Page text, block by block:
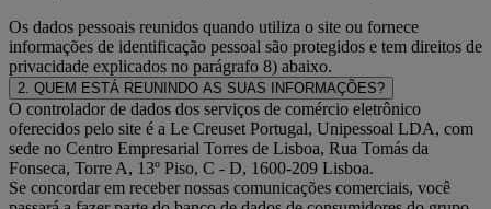
Os dados pessoais reunidos quando utiliza o site ou fornece
informações de identificação pessoal são protegidos e tem direitos de
privacidade explicados no parágrafo 8) abaixo.
2. QUEM ESTÁ REUNINDO AS SUAS INFORMAÇÕES?
O controlador de dados dos serviços de comércio eletrônico
oferecidos pelo site é a Le Creuset Portugal, Unipessoal LDA, com
sede no Centro Empresarial Torres de Lisboa, Rua Tomás da
Fonseca, Torre A, 13º Piso, C - D, 1600-209 Lisboa.
Se concordar em receber nossas comunicações comerciais, você